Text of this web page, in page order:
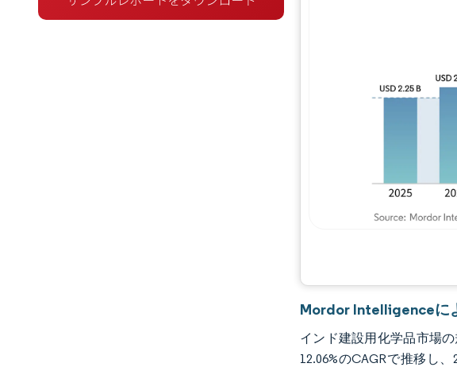
セグメント分析
Mordor Intelligenceに
インド建設用化学品市場
12.06%のCAGRで推移し